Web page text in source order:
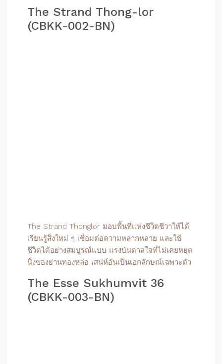
The Strand Thong-lor
(CBKK-002-BN)
The Strand Thonglor มอบพื้นที่แห่งชีวิตชีวาให้ได้
เรียนรู้สิ่งใหม่ ๆ เชื่อมต่อความหลากหลาย และใช้
ชีวิตได้อย่างสมบูรณ์แบบ แรงบันดาลใจที่ไม่เคยหยุด
นิ่งของย่านทองหล่อ เสน่ห์อันเป็นเอกลักษณ์เฉพาะตัว
The Esse Sukhumvit 36
(CBKK-003-BN)